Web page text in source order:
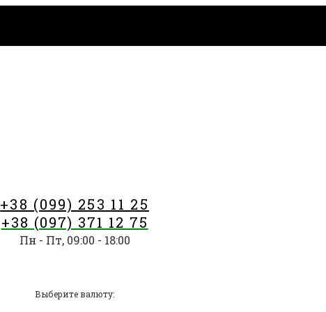
+38 (099) 253 11 25
+38 (097) 371 12 75
Пн - Пт, 09:00 - 18:00
Выберите валюту: